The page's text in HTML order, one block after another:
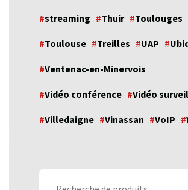
streaming Thuir Toulouges
Toulouse Treilles UAP
Ventenac-en-Minervois
Vidéo conférence Vidéo
Villedaigne Vinassan VoIP